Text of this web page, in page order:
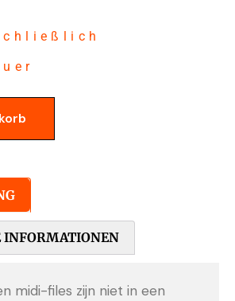
INFORMATIONEN
midi-files zijn niet in een